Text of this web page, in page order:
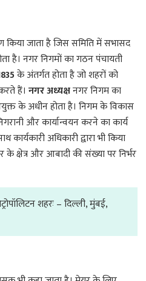
किया जाता है जिस समिति में सभासद
है। नगर निगमों का गठन पंचायती
के अंतर्गत होता है जो शहरों को
हैं। नगर अध्यक्षनगर निगम का
के अधीन होता है। निगम के विकास
और कार्यान्वयन करने का कार्य
अधिकारी द्वारा भी किया
क्षेत्र और आबादी की संख्या पर निर्भर
शहरः – दिल्ली, मुंबई,